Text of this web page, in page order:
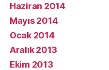
Haziran 2014
Mayıs 2014
Ocak 2014
Aralık 2013
Ekim 2013